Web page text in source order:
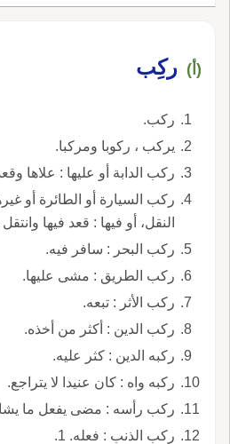
(أ) ركِب
ركب.
يركب ، ركوبا ومركبا.
ركب الدابة أو عليها : علاها
ركب السيارة أو الطائرة أو
النقل، أو فيها : قعد فيها
ركب البحر : سافر فيه.
ركب الطريق : مشى عليها.
ركب الأثر : تبعه.
ركب الدين : أكثر من أخذه.
ركبه الدين : كثر عليه.
ركبه واه : كان عنيدا لا يتراجع.
ركب رأسه : مضى يفعل ما يشاء
ركب الذنب : فعله. 1.